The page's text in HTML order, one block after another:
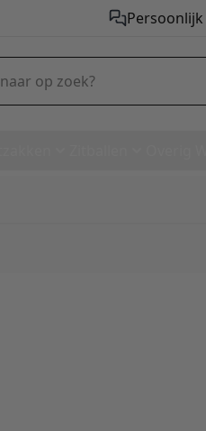
Persoonlijk
op zoek?
x 340 cm